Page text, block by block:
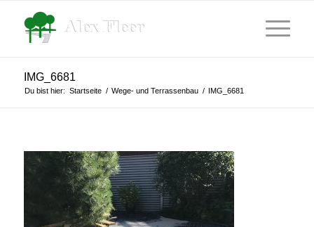
IMG_6681
Du bist hier: Startseite / Wege- und Terrassenbau / IMG_6681